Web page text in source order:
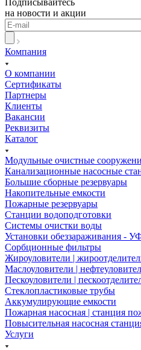
Подписывайтесь
на новости и акции
Компания
О компании
Сертификаты
Партнеры
Клиенты
Вакансии
Реквизиты
Каталог
Модульные очистные
Канализационные насосные
Большие сборные резервуары
Накопительные емкости
Пожарные резервуары
Станции водоподготовки
Системы очистки воды
Установки обеззараживания -
Сорбционные фильтры
Жироуловители |
Маслоуловители |
Пескоуловители |
Стеклопластиковые трубы
Аккумулирующие емкости
Пожарная насосная | станция
Повысительная насосная
Услуги